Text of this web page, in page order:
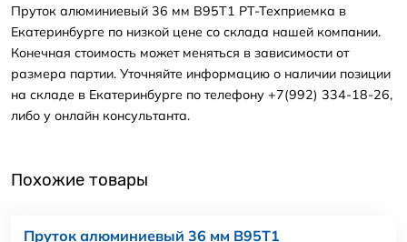
Пруток алюминиевый 36 мм В95Т1 РТ-Техприемка в
Екатеринбурге по низкой цене со склада нашей компании.
Конечная стоимость может меняться в зависимости от
размера партии. Уточняйте информацию о наличии позиции
на складе в Екатеринбурге по телефону +7(992) 334-18-26,
либо у онлайн консультанта.
Похожие товары
Пруток алюминиевый 36 мм В95Т1